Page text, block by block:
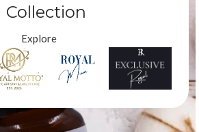
Collection
Explore